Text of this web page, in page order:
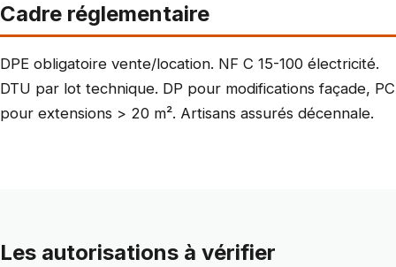
Cadre réglementaire
DPE obligatoire vente/location. NF C 15-100 électricité.
DTU par lot technique. DP pour modifications façade, PC
pour extensions > 20 m². Artisans assurés décennale.
Les autorisations à vérifier